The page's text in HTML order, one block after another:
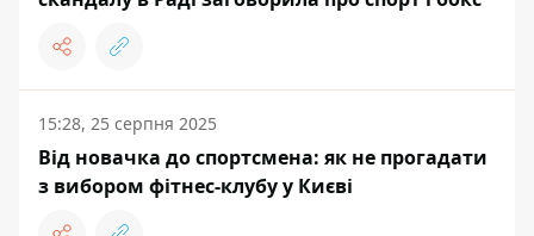
15:28, 25 серпня 2025
Від новачка до спортсмена: як не прогадати
з вибором фітнес-клубу у Києві